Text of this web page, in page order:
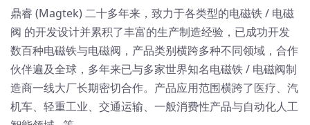
鼎睿 (Magtek) 二十多年来，致力于各类型的电磁铁 / 电磁
阀 的开发设计并累积了丰富的生产制造经验，已成功开发
数百种电磁铁与电磁阀，产品类别横跨多种不同领域，合作
伙伴遍及全球，多年来已与多家世界知名电磁铁 / 电磁阀制
造商一线大厂长期密切合作。产品应用范围横跨了医疗、汽
机车、轻重工业、交通运输、一般消费性产品与自动化人工